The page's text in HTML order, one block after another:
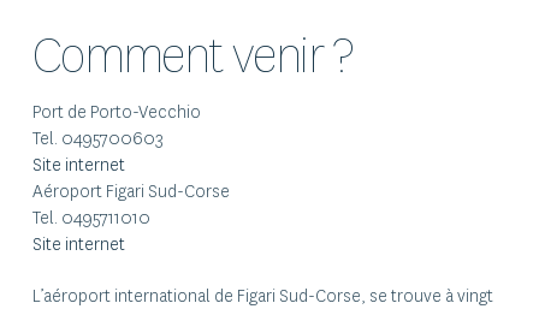
Comment venir ?
Port de Porto-Vecchio
Tel. 0495700603
Site internet
Aéroport Figari Sud-Corse
Tel. 0495711010
Site internet
L’aéroport international de Figari Sud-Corse, se trouve à vingt